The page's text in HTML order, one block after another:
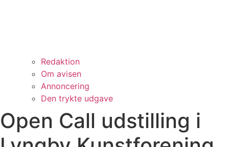
Redaktion
Om avisen
Annoncering
Den trykte udgave
Open Call udstilling i